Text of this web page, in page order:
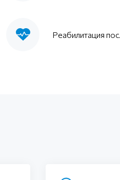
Реабилитация